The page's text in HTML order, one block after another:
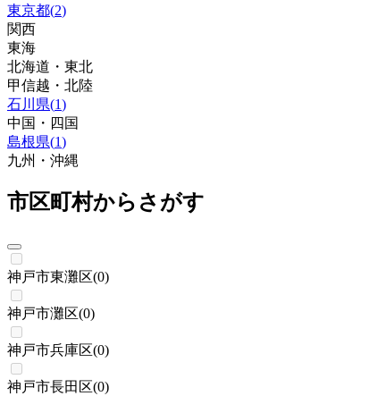
東京都(2)
関西
東海
北海道・東北
甲信越・北陸
石川県(1)
中国・四国
島根県(1)
九州・沖縄
市区町村からさがす
神戸市東灘区(0)
神戸市灘区(0)
神戸市兵庫区(0)
神戸市長田区(0)